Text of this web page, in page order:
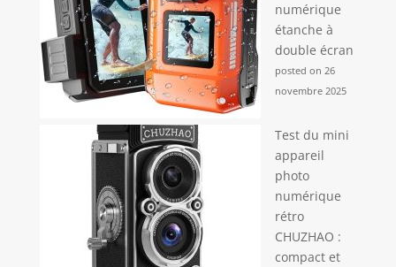
numérique
étanche à
double écran
posted on 26
novembre 2025
Test du mini
appareil
photo
numérique
rétro
CHUZHAO :
compact et